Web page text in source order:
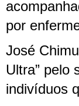
por
José
Ultra” pelo
indivíduos